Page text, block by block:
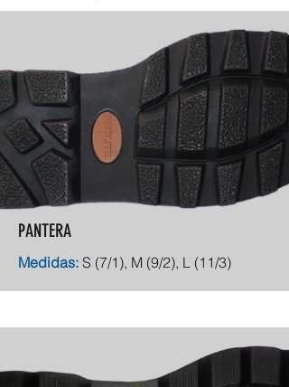
PANTERA
Medidas: S (7/1), M (9/2), L (11/3)